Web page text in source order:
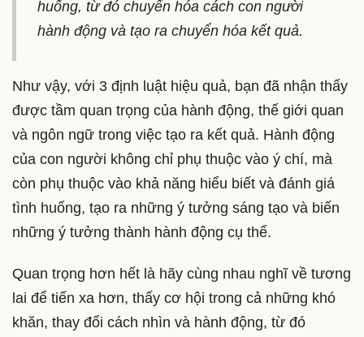
huống, từ đó chuyển hóa cách con người
hành động và tạo ra chuyển hóa kết quả.
Như vậy, với 3 định luật hiệu quả, bạn đã nhận thấy
được tầm quan trọng của hành động, thế giới quan
và ngôn ngữ trong việc tạo ra kết quả. Hành động
của con người không chỉ phụ thuộc vào ý chí, mà
còn phụ thuộc vào khả năng hiểu biết và đánh giá
tình huống, tạo ra những ý tưởng sáng tạo và biến
những ý tưởng thành hành động cụ thể.
Quan trọng hơn hết là hãy cùng nhau nghĩ về tương
lai để tiến xa hơn, thấy cơ hội trong cả những khó
khăn, thay đổi cách nhìn và hành động, từ đó